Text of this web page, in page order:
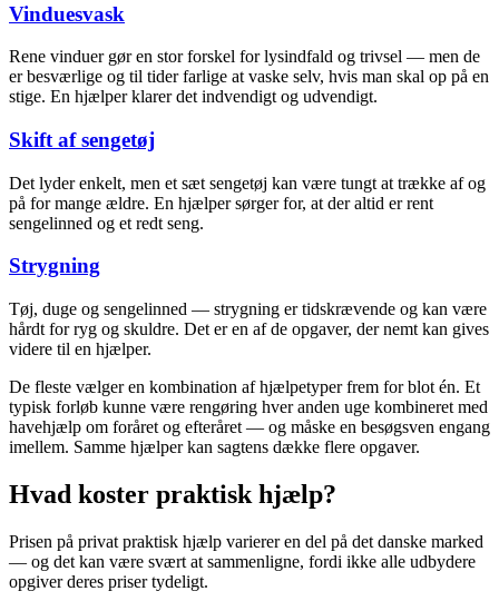
Vinduesvask
Rene vinduer gør en stor forskel for lysindfald og trivsel — men de
er besværlige og til tider farlige at vaske selv, hvis man skal op på en
stige. En hjælper klarer det indvendigt og udvendigt.
Skift af sengetøj
Det lyder enkelt, men et sæt sengetøj kan være tungt at trække af og
på for mange ældre. En hjælper sørger for, at der altid er rent
sengelinned og et redt seng.
Strygning
Tøj, duge og sengelinned — strygning er tidskrævende og kan være
hårdt for ryg og skuldre. Det er en af de opgaver, der nemt kan gives
videre til en hjælper.
De fleste vælger en kombination af hjælpetyper frem for blot én. Et
typisk forløb kunne være rengøring hver anden uge kombineret med
havehjælp om foråret og efteråret — og måske en besøgsven engang
imellem. Samme hjælper kan sagtens dække flere opgaver.
Hvad koster praktisk hjælp?
Prisen på privat praktisk hjælp varierer en del på det danske marked
— og det kan være svært at sammenligne, fordi ikke alle udbydere
opgiver deres priser tydeligt.